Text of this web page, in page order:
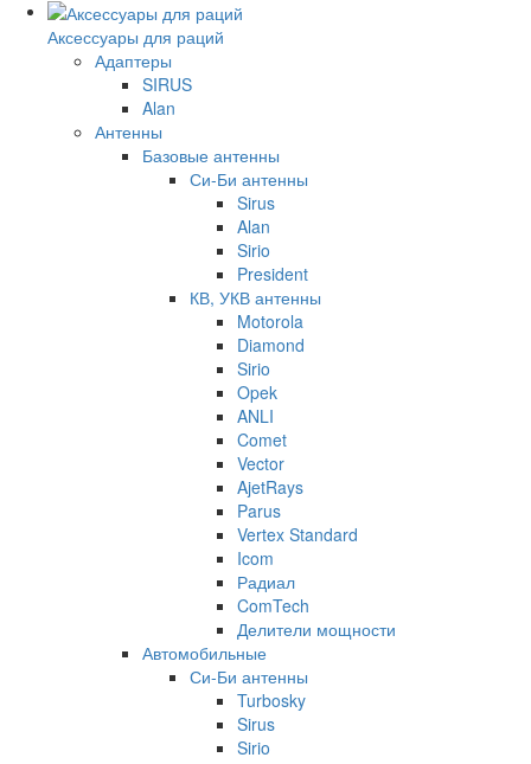
Аксессуары для раций
Адаптеры
SIRUS
Alan
Антенны
Базовые антенны
Си-Би антенны
Sirus
Alan
Sirio
President
КВ, УКВ антенны
Motorola
Diamond
Sirio
Opek
ANLI
Comet
Vector
AjetRays
Parus
Vertex Standard
Icom
Радиал
ComTech
Делители мощности
Автомобильные
Си-Би антенны
Turbosky
Sirus
Sirio